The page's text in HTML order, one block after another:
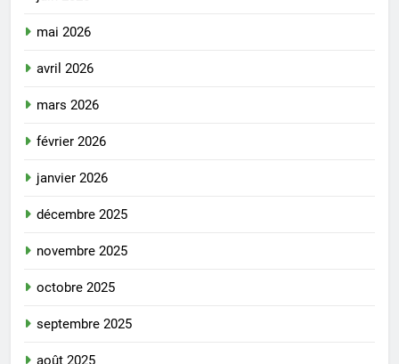
mai 2026
avril 2026
mars 2026
février 2026
janvier 2026
décembre 2025
novembre 2025
octobre 2025
septembre 2025
août 2025